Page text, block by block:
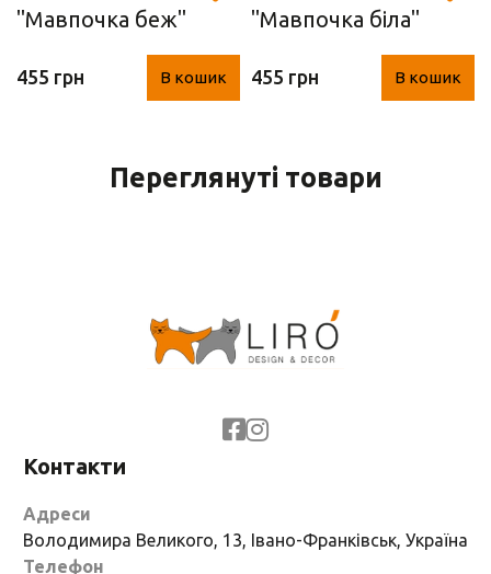
"Мавпочка беж"
(18,5 х 11,5 х 17
см)
455 грн В кошик
"Мавпочка біла"
(18,5 х 11,5 х 17
см)
455 грн В кошик
Переглянуті товари
Контакти
Адреси
Володимира Великого, 13, Івано-Франківськ, Україна
Телефон